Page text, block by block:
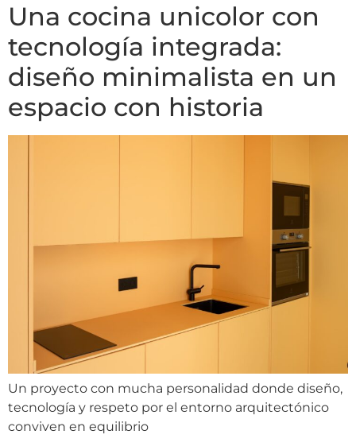
Una cocina unicolor con
tecnología integrada:
diseño minimalista en un
espacio con historia
Un proyecto con mucha personalidad donde diseño,
tecnología y respeto por el entorno arquitectónico
conviven en equilibrio